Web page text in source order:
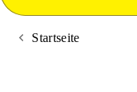
Startseite